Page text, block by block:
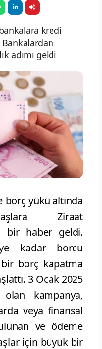
kredi
Bankalardan
adımı geldi
borç yükü altında
Ziraat
bir haber geldi.
kadar borcu
borç kapatma
3 Ocak 2025
olan kampanya,
veya finansal
ve ödeme
için büyük bir